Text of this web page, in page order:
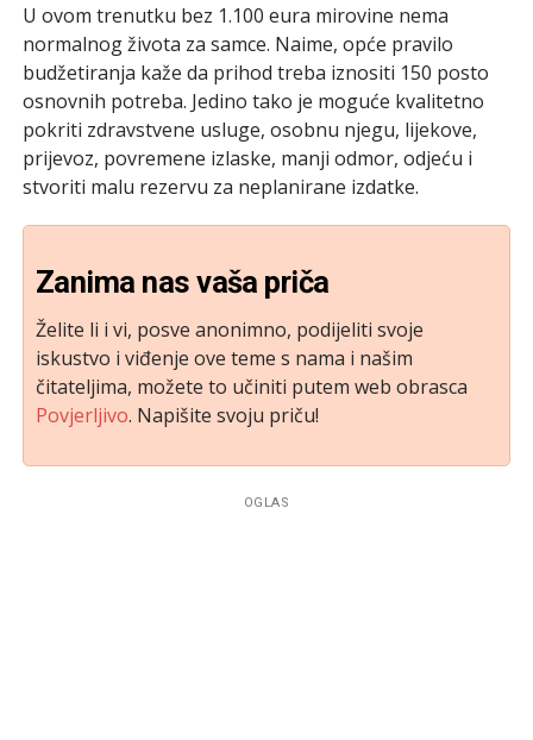
U ovom trenutku bez 1.100 eura mirovine nema
normalnog života za samce. Naime, opće pravilo
budžetiranja kaže da prihod treba iznositi 150 posto
osnovnih potreba. Jedino tako je moguće kvalitetno
pokriti zdravstvene usluge, osobnu njegu, lijekove,
prijevoz, povremene izlaske, manji odmor, odjeću i
stvoriti malu rezervu za neplanirane izdatke.
Zanima nas vaša priča
Želite li i vi, posve anonimno, podijeliti svoje
iskustvo i viđenje ove teme s nama i našim
čitateljima, možete to učiniti putem web obrasca
Povjerljivo. Napišite svoju priču!
OGLAS